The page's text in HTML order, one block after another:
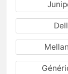
Dell